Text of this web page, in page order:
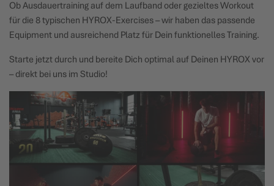
Ob Ausdauertraining auf dem Laufband oder gezieltes Workout
für die 8 typischen HYROX-Exercises – wir haben das passende
Equipment und ausreichend Platz für Dein funktionelles Training.
Starte jetzt durch und bereite Dich optimal auf Deinen HYROX vor
– direkt bei uns im Studio!